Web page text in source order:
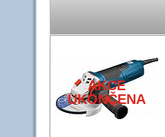
AKCE
UKONČENA